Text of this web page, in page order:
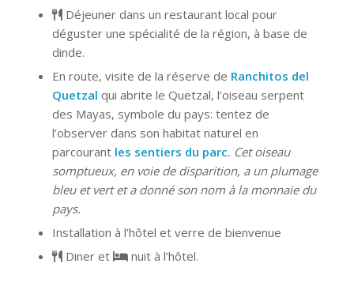
Déjeuner dans un restaurant local pour
déguster une spécialité de la région, à base de
dinde.
En route, visite de la réserve de Ranchitos del
Quetzal qui abrite le Quetzal, l’oiseau serpent
des Mayas, symbole du pays: tentez de
l’observer dans son habitat naturel en
parcourant les sentiers du parc. Cet oiseau
somptueux, en voie de disparition, a un plumage
bleu et vert et a donné son nom à la monnaie du
pays.
Installation à l’hôtel et verre de bienvenue
Diner et
nuit à l’hôtel.